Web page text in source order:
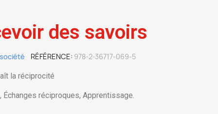
des savoirs
RÉFÉRENCE 978-2-36717-069-5
la réciprocité
réciproques, Apprentissage.